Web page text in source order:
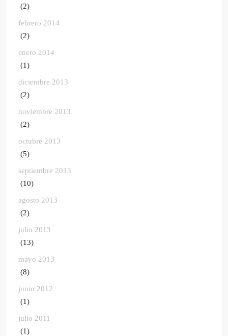
(2)
febrero 2014
(2)
enero 2014
(1)
diciembre 2013
(2)
noviembre 2013
(2)
octubre 2013
(5)
septiembre 2013
(10)
agosto 2013
(2)
julio 2013
(13)
mayo 2013
(8)
junio 2012
(1)
julio 2011
(1)